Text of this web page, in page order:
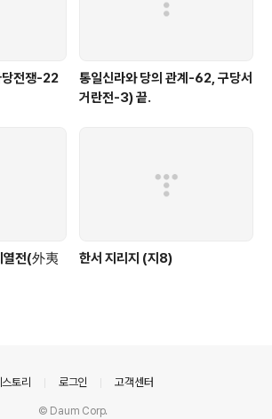
당전쟁-22
통일신라와 당의 관계-62, 구당서
거란전-3) 끝.
전(外夷
한서 지리지 (지8)
스토리 로그인 고객센터
© Daum Corp.